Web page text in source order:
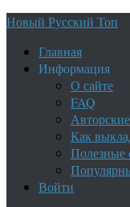
Новый Русский Топ
Главная
Информация
О сайте
FAQ
Как
Полезные
Войти